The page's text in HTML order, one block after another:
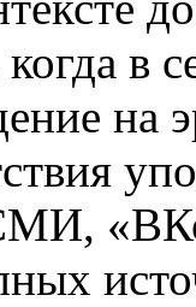
в
на